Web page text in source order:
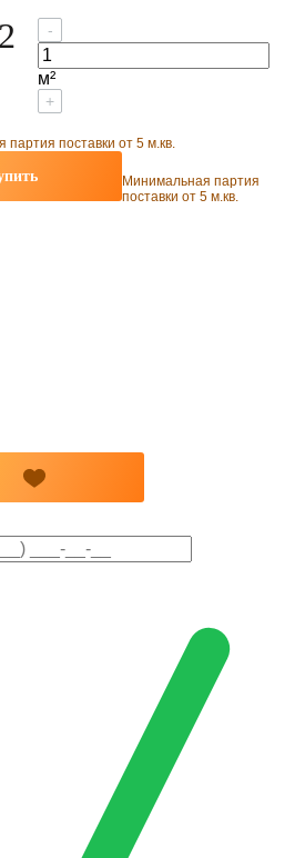
-
м²
+
партия поставки от 5 м.кв.
Минимальная партия
поставки от 5 м.кв.